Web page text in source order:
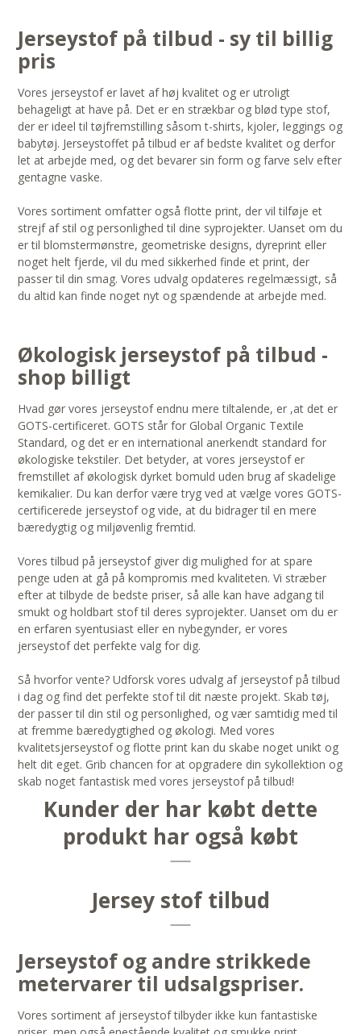
Jerseystof på tilbud - sy til billig
pris
Vores jerseystof er lavet af høj kvalitet og er utroligt
behageligt at have på. Det er en strækbar og blød type stof,
der er ideel til tøjfremstilling såsom t-shirts, kjoler, leggings og
babytøj. Jerseystoffet på tilbud er af bedste kvalitet og derfor
let at arbejde med, og det bevarer sin form og farve selv efter
gentagne vaske.
Vores sortiment omfatter også flotte print, der vil tilføje et
strejf af stil og personlighed til dine syprojekter. Uanset om du
er til blomstermønstre, geometriske designs, dyreprint eller
noget helt fjerde, vil du med sikkerhed finde et print, der
passer til din smag. Vores udvalg opdateres regelmæssigt, så
du altid kan finde noget nyt og spændende at arbejde med.
Økologisk jerseystof på tilbud -
shop billigt
Hvad gør vores jerseystof endnu mere tiltalende, er ,at det er
GOTS-certificeret. GOTS står for Global Organic Textile
Standard, og det er en international anerkendt standard for
økologiske tekstiler. Det betyder, at vores jerseystof er
fremstillet af økologisk dyrket bomuld uden brug af skadelige
kemikalier. Du kan derfor være tryg ved at vælge vores GOTS-
certificerede jerseystof og vide, at du bidrager til en mere
bæredygtig og miljøvenlig fremtid.
Vores tilbud på jerseystof giver dig mulighed for at spare
penge uden at gå på kompromis med kvaliteten. Vi stræber
efter at tilbyde de bedste priser, så alle kan have adgang til
smukt og holdbart stof til deres syprojekter. Uanset om du er
en erfaren syentusiast eller en nybegynder, er vores
jerseystof det perfekte valg for dig.
Så hvorfor vente? Udforsk vores udvalg af jerseystof på tilbud
i dag og find det perfekte stof til dit næste projekt. Skab tøj,
der passer til din stil og personlighed, og vær samtidig med til
at fremme bæredygtighed og økologi. Med vores
kvalitetsjerseystof og flotte print kan du skabe noget unikt og
helt dit eget. Grib chancen for at opgradere din sykollektion og
skab noget fantastisk med vores jerseystof på tilbud!
Kunder der har købt dette
produkt har også købt
Jersey stof tilbud
Jerseystof og andre strikkede
metervarer til udsalgspriser.
Vores sortiment af jerseystof tilbyder ikke kun fantastiske